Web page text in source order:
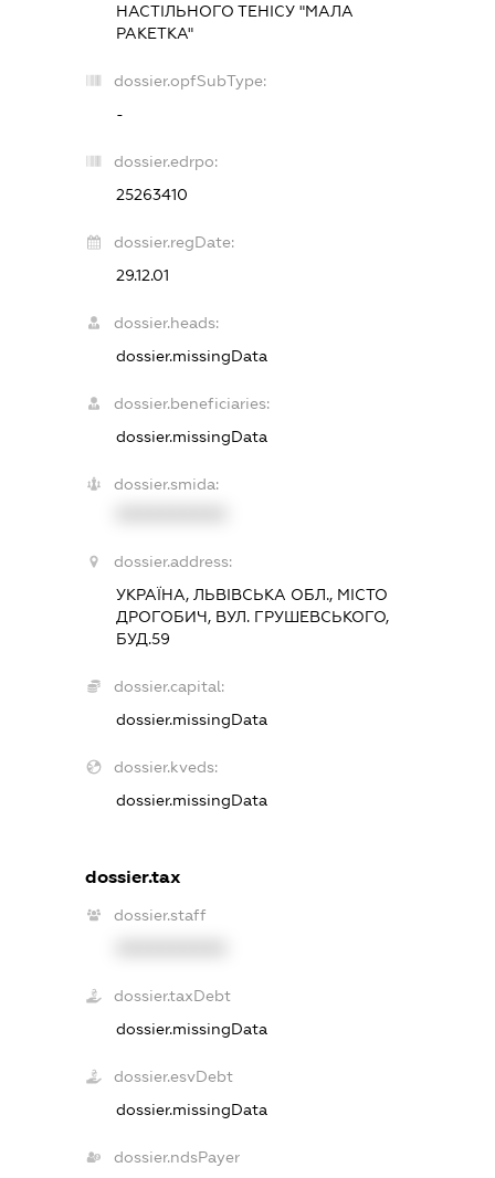
НАСТІЛЬНОГО ТЕНІСУ "МАЛА
РАКЕТКА"
dossier.opfSubType:
-
dossier.edrpo:
25263410
dossier.regDate:
29.12.01
dossier.heads:
dossier.missingData
dossier.beneficiaries:
dossier.missingData
dossier.smida:
dossier.address:
УКРАЇНА, ЛЬВІВСЬКА ОБЛ., МІСТО
ДРОГОБИЧ, ВУЛ. ГРУШЕВСЬКОГО,
БУД.59
dossier.capital:
dossier.missingData
dossier.kveds:
dossier.missingData
dossier.tax
dossier.staff
dossier.taxDebt
dossier.missingData
dossier.esvDebt
dossier.missingData
dossier.ndsPayer